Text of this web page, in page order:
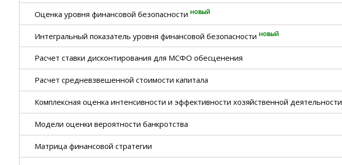
Оценка уровня финансовой безопасности новый
Интегральный показатель уровня финансовой безопасности новый
Расчет ставки дисконтирования для МСФО обесценения
Расчет средневзвешенной стоимости капитала
Комплексная оценка интенсивности и эффективности хозяйственной деятельности
Модели оценки вероятности банкротства
Матрица финансовой стратегии